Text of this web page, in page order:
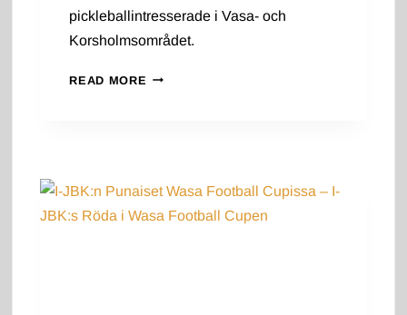
pickleballintresserade i Vasa- och
Korsholmsområdet.
READ MORE UUSI